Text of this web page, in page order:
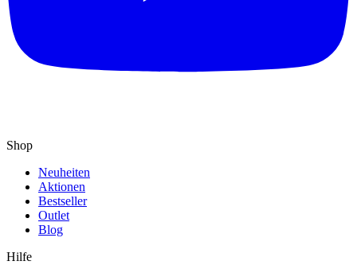
Shop
Neuheiten
Aktionen
Bestseller
Outlet
Blog
Hilfe